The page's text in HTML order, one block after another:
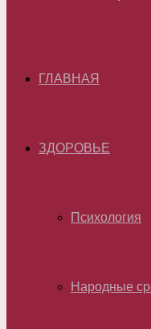
ГЛАВНАЯ
ЗДОРОВЬЕ
Психология
Народные